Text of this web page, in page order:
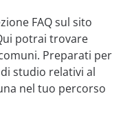
FAQ sul sito
potrai trovare
Preparati per
studio relativi al
nel tuo percorso